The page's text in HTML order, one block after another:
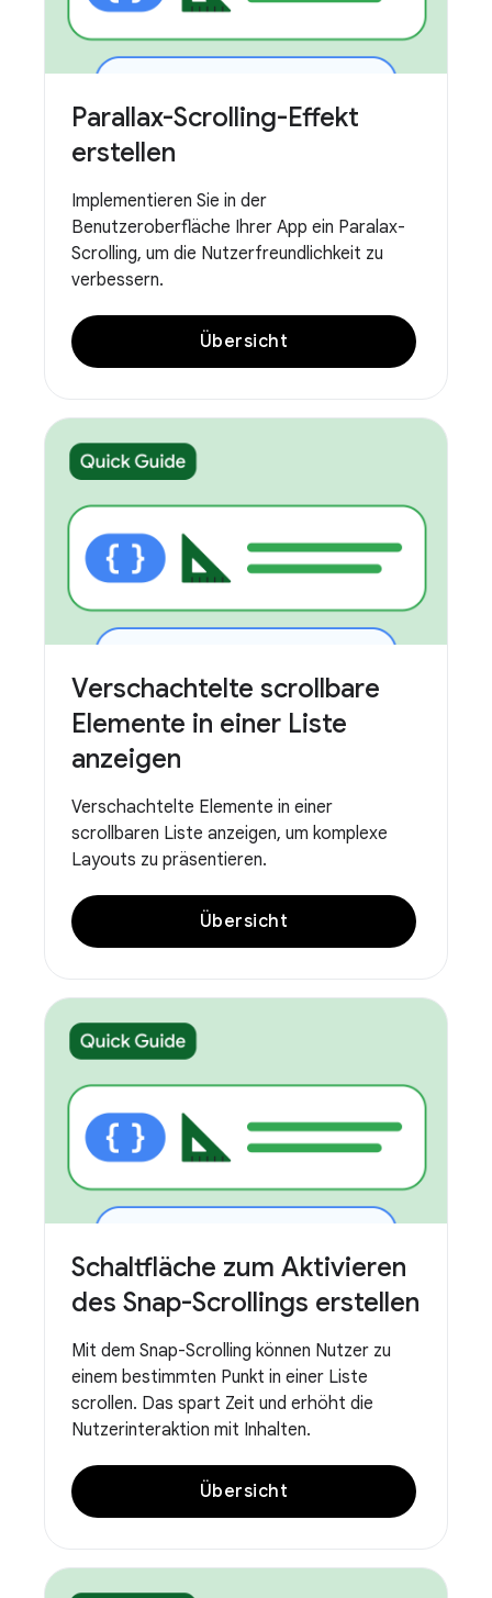
Parallax-Scrolling-Effekt
erstellen
Implementieren Sie in der
Benutzeroberfläche Ihrer App ein Paralax-
Scrolling, um die Nutzerfreundlichkeit zu
verbessern.
Übersicht
Verschachtelte scrollbare
Elemente in einer Liste
anzeigen
Verschachtelte Elemente in einer
scrollbaren Liste anzeigen, um komplexe
Layouts zu präsentieren.
Übersicht
Schaltfläche zum Aktivieren
des Snap-Scrollings erstellen
Mit dem Snap-Scrolling können Nutzer zu
einem bestimmten Punkt in einer Liste
scrollen. Das spart Zeit und erhöht die
Nutzerinteraktion mit Inhalten.
Übersicht